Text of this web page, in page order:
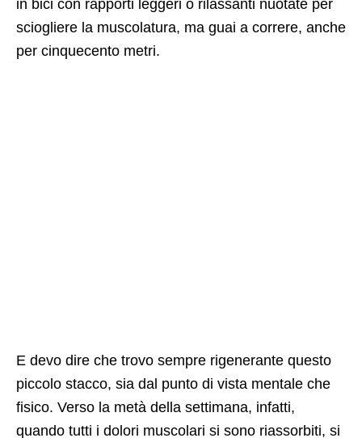
in bici con rapporti leggeri o rilassanti nuotate per
sciogliere la muscolatura, ma guai a correre, anche
per cinquecento metri.
E devo dire che trovo sempre rigenerante questo
piccolo stacco, sia dal punto di vista mentale che
fisico. Verso la metà della settimana, infatti,
quando tutti i dolori muscolari si sono riassorbiti, si